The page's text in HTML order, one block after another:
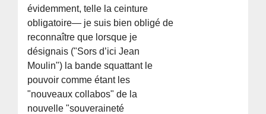
évidemment, telle la ceinture
obligatoire— je suis bien obligé de
reconnaître que lorsque je
désignais ("Sors d’ici Jean
Moulin") la bande squattant le
pouvoir comme étant les
"nouveaux collabos" de la
nouvelle "souveraineté